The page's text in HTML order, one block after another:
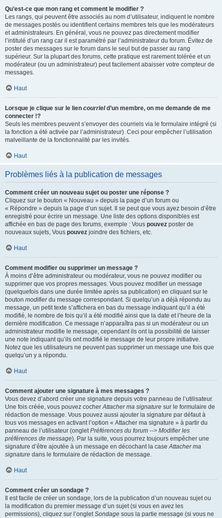
Qu’est-ce que mon rang et comment le modifier ?
Les rangs, qui peuvent être associés au nom d’utilisateur, indiquent le nombre
de messages postés ou identifient certains membres tels que les modérateurs
et administrateurs. En général, vous ne pouvez pas directement modifier
l’intitulé d’un rang car il est paramétré par l’administrateur du forum. Évitez de
poster des messages sur le forum dans le seul but de passer au rang
supérieur. Sur la plupart des forums, cette pratique est rarement tolérée et un
modérateur (ou un administrateur) peut facilement abaisser votre compteur de
messages.
Haut
Lorsque je clique sur le lien courrield’un membre, on me demande de me
connecter !?
Seuls les membres peuvent s’envoyer des courriels via le formulaire intégré (si
la fonction a été activée par l’administrateur). Ceci pour empêcher l’utilisation
malveillante de la fonctionnalité par les invités.
Haut
Problèmes liés à la publication de messages
Comment créer un nouveau sujet ou poster une réponse ?
Cliquez sur le bouton « Nouveau » depuis la page d’un forum ou
« Répondre » depuis la page d’un sujet. Il se peut que vous ayez besoin d’être
enregistré pour écrire un message. Une liste des options disponibles est
affichée en bas de page des forums, exemple : Vous pouvez poster de
nouveaux sujets, Vous pouvez joindre des fichiers, etc.
Haut
Comment modifier ou supprimer un message ?
À moins d’être administrateur ou modérateur, vous ne pouvez modifier ou
supprimer que vos propres messages. Vous pouvez modifier un message
(quelquefois dans une durée limitée après sa publication) en cliquant sur le
bouton modifierdu message correspondant. Si quelqu’un a déjà répondu au
message, un petit texte s’affichera en bas du message indiquant qu’il a été
modifié, le nombre de fois qu’il a été modifié ainsi que la date et l’heure de la
dernière modification. Ce message n’apparaîtra pas si un modérateur ou un
administrateur modifie le message, cependant ils ont la possibilité de laisser
une note indiquant qu’ils ont modifié le message de leur propre initiative.
Notez que les utilisateurs ne peuvent pas supprimer un message une fois que
quelqu’un y a répondu.
Haut
Comment ajouter une signature à mes messages ?
Vous devez d’abord créer une signature depuis votre panneau de l’utilisateur.
Une fois créée, vous pouvez cocherAttacher ma signature sur le formulaire de
rédaction de message. Vous pouvez aussi ajouter la signature par défaut à
tous vos messages en activant l’option « Attacher ma signature » à partir du
panneau de l’utilisateur (ongletPréférences du forum --> Modifier les
préférences de message). Par la suite, vous pourrez toujours empêcher une
signature d’être ajoutée à un message en décochant la caseAttacher ma
signature dans le formulaire de rédaction de message.
Haut
Comment créer un sondage ?
Il est facile de créer un sondage, lors de la publication d’un nouveau sujet ou
la modification du premier message d’un sujet (si vous en avez les
permissions), cliquez sur l’ongletSondage sous la partie message (si vous ne